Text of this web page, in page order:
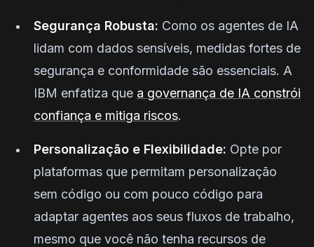
Segurança Robusta: Como os agentes de IA
lidam com dados sensíveis, medidas fortes de
segurança e conformidade são essenciais. A
IBM enfatiza que a governança de IA constrói
confiança e mitiga riscos.
Personalização e Flexibilidade: Opte por
plataformas que permitam personalização
sem código ou com pouco código para
adaptar agentes aos seus fluxos de trabalho,
mesmo que você não tenha recursos de